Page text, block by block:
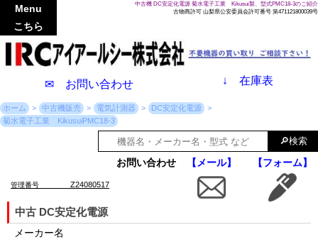
中古機 DC安定化電源 菊水電子工業 Kikusui製、型式PMC18-3のご紹介
古物商許可 山梨県公安委員会許可番号 第471121800039号
✉ お問い合わせ ↓ 在庫表
Menu
こちら
ホーム 中古機販売 電気計測器
DC安定化電源
菊水電子工業 KikusuiPMC18-3
お問い合わせ 【メール】 【フォーム】
管理番号 Z24080517
中古 DC安定化電源
メーカー名